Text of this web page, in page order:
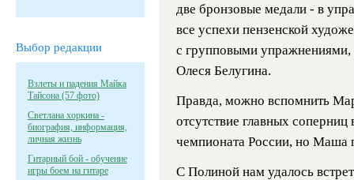
Выбор редакции
Взлеты и падения Майка
Тайсона (57 фото)
Светлана хоркина -
биография, информация,
личная жизнь
Гитарный бой - обучение
игры боем на гитаре
две бронзовые медали - в
все успехи пензенской
с групповыми упражнениями,
Олеся Белугина.
Правда, можно вспомнить
отсутствие главных
чемпионата России, но Маша
С Полиной нам удалось